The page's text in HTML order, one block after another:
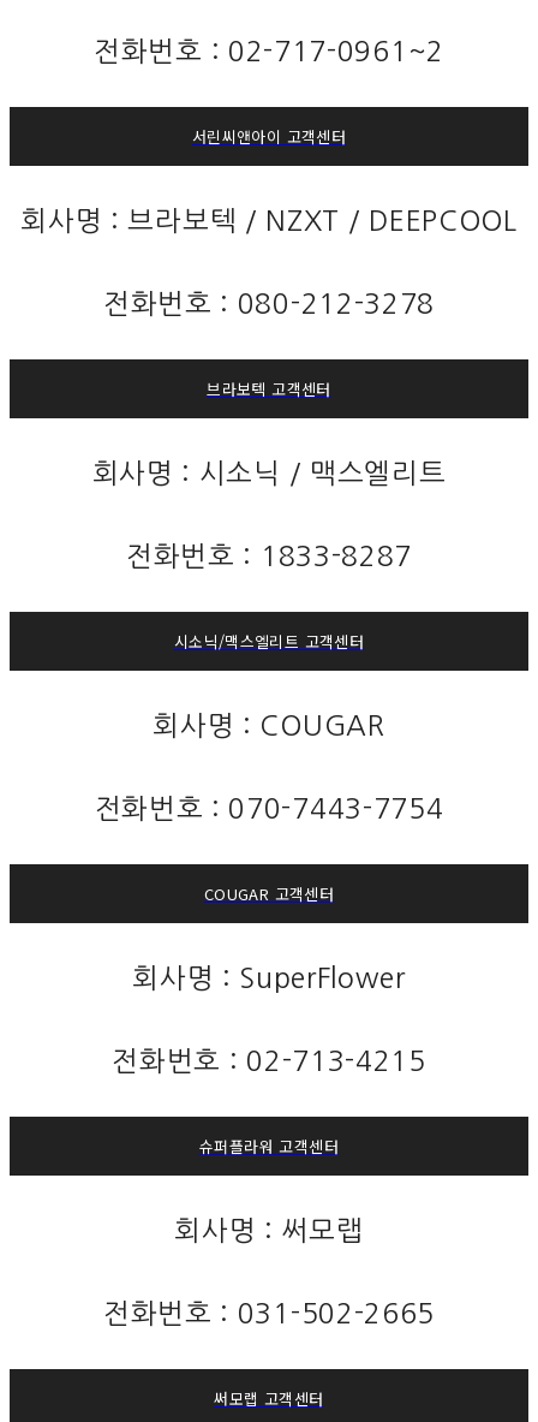
전화번호 : 02-717-0961~2
서린씨앤아이 고객센터
회사명 : 브라보텍 / NZXT / DEEPCOOL
전화번호 : 080-212-3278
브라보텍 고객센터
회사명 : 시소닉 / 맥스엘리트
전화번호 : 1833-8287
시소닉/맥스엘리트 고객센터
회사명 : COUGAR
전화번호 : 070-7443-7754
COUGAR 고객센터
회사명 : SuperFlower
전화번호 : 02-713-4215
슈퍼플라워 고객센터
회사명 : 써모랩
전화번호 : 031-502-2665
써모랩 고객센터